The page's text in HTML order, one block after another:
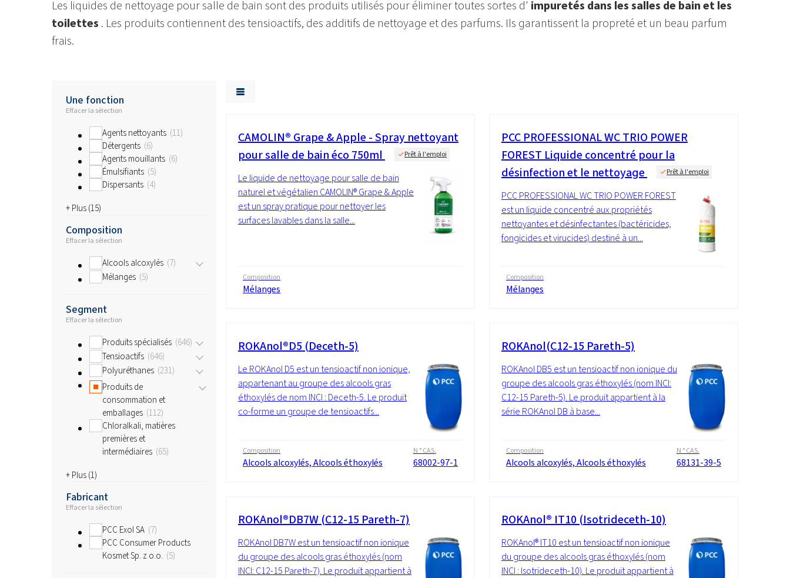
Les liquides de nettoyage pour salle de bain sont des produits utilisés pour éliminer toutes sortes d' impuretés dans les salles de bain et les
toilettes . Les produits contiennent des tensioactifs, des additifs de nettoyage et des parfums. Ils garantissent la propreté et un beau parfum
frais.
Une fonction
Effacer la sélection
Agents nettoyants 11
Détergents 6
Agents mouillants 6
Émulsifiants 5
Dispersants 4
+ Plus (15)
Composition
Effacer la sélection
Alcools alcoxylés 7
Mélanges 5
Segment
Effacer la sélection
Produits spécialisés 646
Tensioactifs 646
Polyuréthanes 231
Produits de
consommation et
emballages 112
Chloralkali, matières
premières et
intermédiaires 65
+ Plus (1)
Fabricant
Effacer la sélection
PCC Exol SA 7
PCC Consumer Products
Kosmet Sp. z o.o. 5
CAMOLIN® Grape & Apple - Spray nettoyant
pour salle de bain éco 750ml
Prêt à l'emploi
Le liquide de nettoyage pour salle de bain
naturel et végétalien CAMOLIN® Grape & Apple
est un spray pratique pour nettoyer les
surfaces lavables dans la salle...
Composition
Mélanges
PCC PROFESSIONAL WC TRIO POWER
FOREST Liquide concentré pour la
désinfection et le nettoyage
Prêt à l'emploi
PCC PROFESSIONAL WC TRIO POWER FOREST
est un liquide concentré aux propriétés
nettoyantes et désinfectantes (bactéricides,
fongicides et virucides) destiné à un...
Composition
Mélanges
ROKAnol®D5 (Deceth-5)
Le ROKAnol D5 est un tensioactif non ionique,
appartenant au groupe des alcools gras
éthoxylés de nom INCI : Deceth-5. Le produit
co-forme un groupe de tensioactifs...
Composition
Alcools alcoxylés, Alcools éthoxylés
N ° CAS.
68002-97-1
ROKAnol(C12-15 Pareth-5)
ROKAnol DB5 est un tensioactif non ionique du
groupe des alcools gras éthoxylés (nom INCI:
C12-15 Pareth-5). Le produit appartient à la
série ROKAnol DB à base...
Composition
Alcools alcoxylés, Alcools éthoxylés
N ° CAS.
68131-39-5
ROKAnol®DB7W (C12-15 Pareth-7)
ROKAnol DB7W est un tensioactif non ionique
du groupe des alcools gras éthoxylés (nom
INCI: C12-15 Pareth-7). Le produit appartient à
ROKAnol® IT10 (Isotrideceth-10)
ROKAnol® IT10 est un tensioactif non ionique
du groupe des alcools gras éthoxylés (nom
INCI : Isotrideceth-10). Le produit appartient à